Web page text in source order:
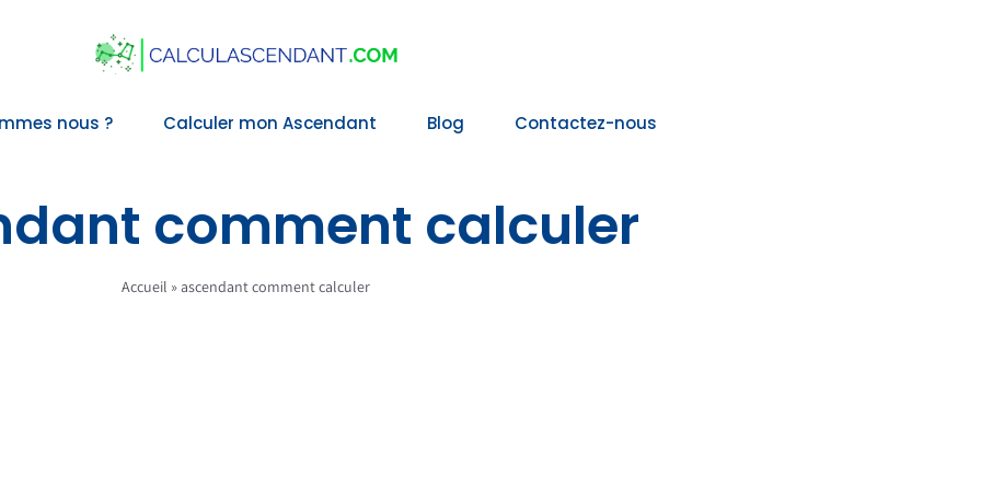
nous ? Calculer mon Ascendant Blog Contactez-nous
comment calculer
Accueil »ascendant comment calculer